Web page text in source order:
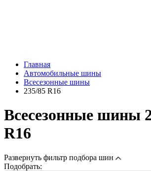
Главная
Автомобильные шины
Всесезонные шины
235/85 R16
Всесезонные шины
R16
Развернуть фильтр подбора шин
Подобрать: